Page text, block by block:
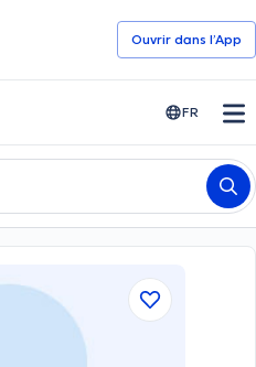
Ouvrir dans l’App
FR